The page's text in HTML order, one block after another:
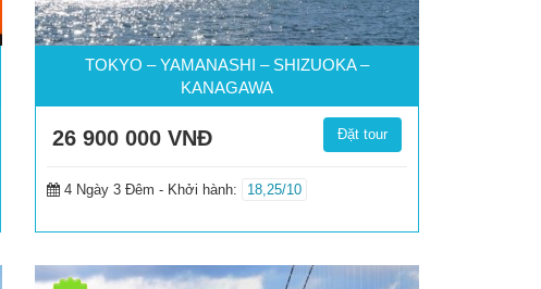
TOKYO – YAMANASHI – SHIZUOKA –
KANAGAWA
26 900 000 VNĐ Đặt tour
4 Ngày 3 Đêm - Khởi hành: 18,25/10